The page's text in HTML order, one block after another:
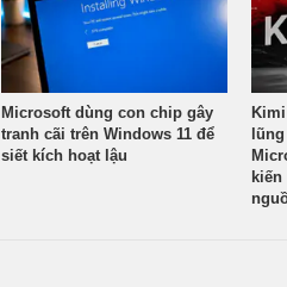
Microsoft dùng con chip gây
tranh cãi trên Windows 11 để
siết kích hoạt lậu